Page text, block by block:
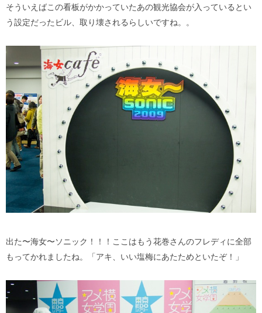
そういえばこの看板がかかっていたあの観光協会が入っているとい
う設定だったビル、取り壊されるらしいですね。。
出た〜海女〜ソニック！！！ここはもう花巻さんのフレディに全部
もってかれましたね。「アキ、いい塩梅にあたためといたぞ！」